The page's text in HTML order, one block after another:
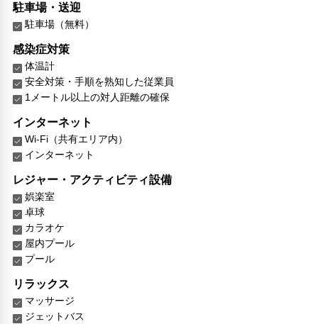
駐車場・送迎
駐車場（無料）
感染症対策
体温計
安全対策・手順を熟知した従業員
1メートル以上の対人距離の確保
インターネット
Wi-Fi（共有エリア内）
インターネット
レジャー・アクティビティ設備
娯楽室
卓球
カラオケ
屋内プール
プール
リラックス
マッサージ
ジェットバス